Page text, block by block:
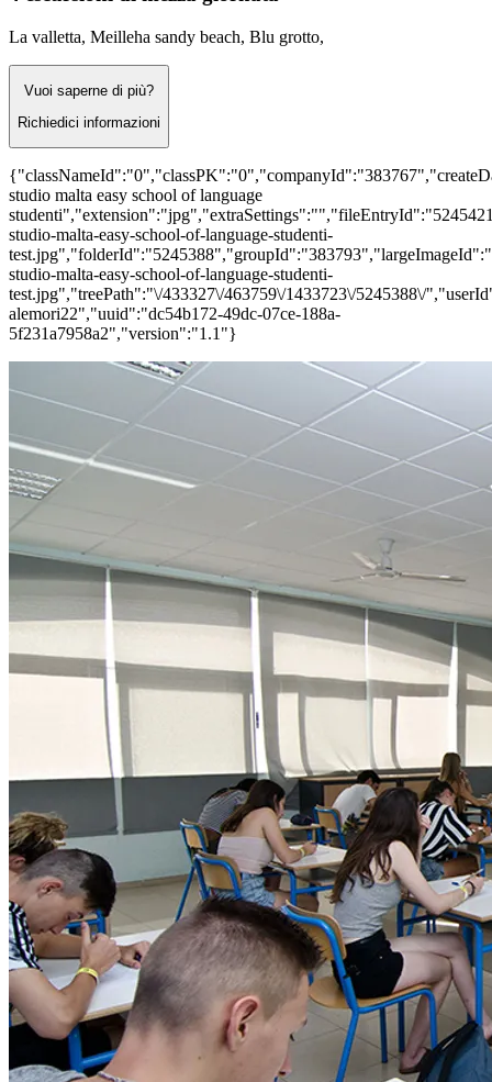
La valletta, Meilleha sandy beach, Blu grotto,
Vuoi saperne di più?
Richiedici informazioni
studio malta easy school of language
studio-malta-easy-school-of-language-studenti-
studio-malta-easy-school-of-language-studenti-
test.jpg","treePath":"\/433327\/463759\/1433723\/5245388\/
alemori22","uuid":"dc54b172-49dc-07ce-188a-
5f231a7958a2","version":"1.1"}